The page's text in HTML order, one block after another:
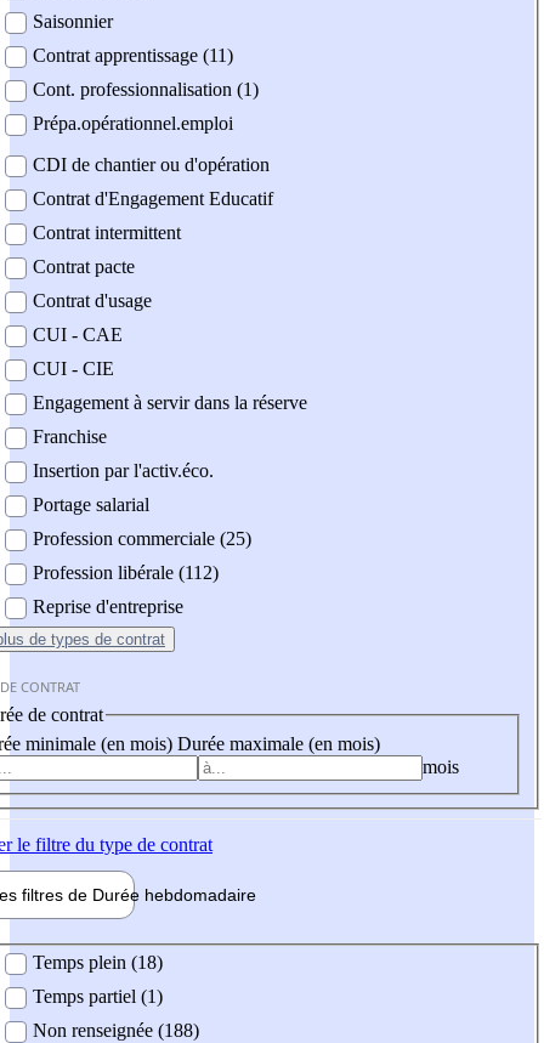
Saisonnier
Contrat apprentissage (11)
Cont. professionnalisation (1)
Prépa.opérationnel.emploi
CDI de chantier ou d'opération
Contrat d'Engagement Educatif
Contrat intermittent
Contrat pacte
Contrat d'usage
CUI - CAE
CUI - CIE
Engagement à servir dans la réserve
Franchise
Insertion par l'activ.éco.
Portage salarial
Profession commerciale (25)
Profession libérale (112)
Reprise d'entreprise
de types de contrat
CONTRAT
de contrat
minimale (en mois) Durée maximale (en mois)
mois
le filtre du type de contrat
filtres de Durée hebdomadaire
Temps plein (18)
Temps partiel (1)
Non renseignée (188)